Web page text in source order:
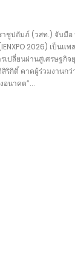
ชูปถัมภ์ (วสท.) จับมื
2026) เป็นแ
เปลี่ยนผ่านสู่เศรษฐ
กิติ์ คาดผู้ร่วมงานก
อนาคต”...